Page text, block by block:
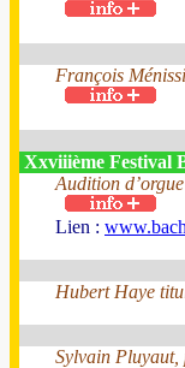
François
Xxviiième Festival
Audition
Lien :
Hubert Haye
Sylvain Pluyaut,